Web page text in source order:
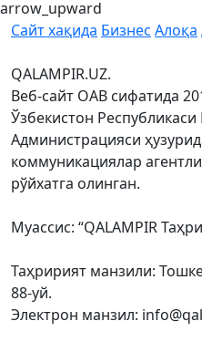
arrow_upward
Сайт хақида Бизнес Алоқа
QALAMPIR.UZ.
Веб-сайт ОАВ сифатида
Ўзбекистон
Администрацияси
коммуникациялар
рўйхатга олинган.
Муассис: “QALAMPIR
Таҳририят манзили:
88-уй.
Электрон манзил: